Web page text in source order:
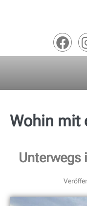
Wohin mit
Unterwegs